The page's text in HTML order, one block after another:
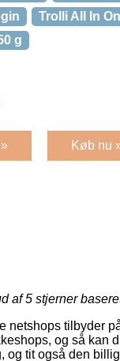
Trolli All In
g
Køb nu
af 5 stjerner
netshops tilbyder
og så kan
og tit også den